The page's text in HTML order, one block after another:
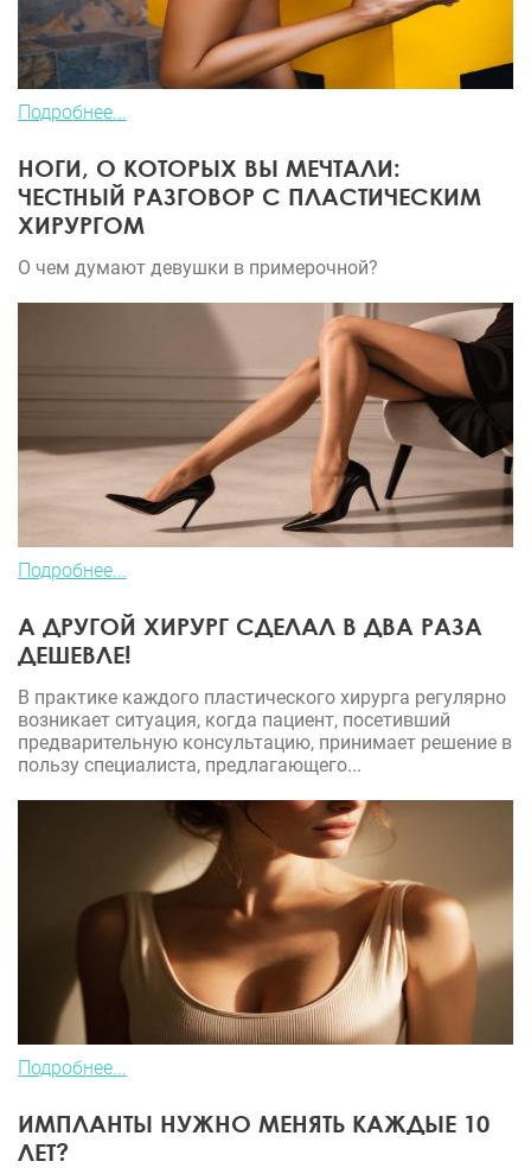
Подробнее...
НОГИ, О КОТОРЫХ ВЫ МЕЧТАЛИ:
ЧЕСТНЫЙ РАЗГОВОР С ПЛАСТИЧЕСКИМ
ХИРУРГОМ
О чем думают девушки в примерочной?
Подробнее...
А ДРУГОЙ ХИРУРГ СДЕЛАЛ В ДВА РАЗА
ДЕШЕВЛЕ!
В практике каждого пластического хирурга регулярно
возникает ситуация, когда пациент, посетивший
предварительную консультацию, принимает решение в
пользу специалиста, предлагающего...
Подробнее...
ИМПЛАНТЫ НУЖНО МЕНЯТЬ КАЖДЫЕ 10
ЛЕТ?